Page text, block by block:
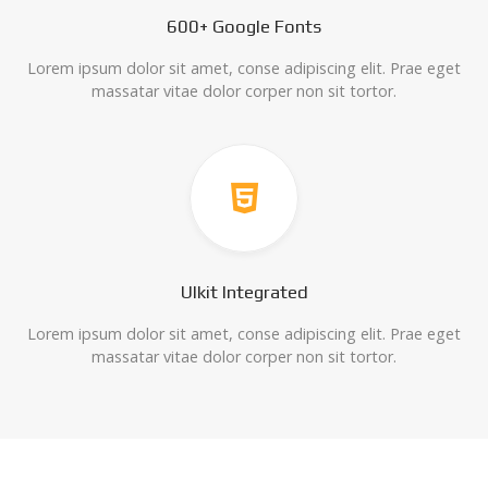
600+ Google Fonts
Lorem ipsum dolor sit amet, conse adipiscing elit. Prae eget
massatar vitae dolor corper non sit tortor.
UIkit Integrated
Lorem ipsum dolor sit amet, conse adipiscing elit. Prae eget
massatar vitae dolor corper non sit tortor.